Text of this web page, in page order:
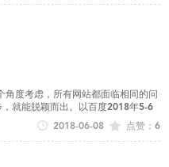
度考虑，所有网站都面临相同的问
就能脱颖而出。以百度2018年5-6
点赞：6
2018-06-08